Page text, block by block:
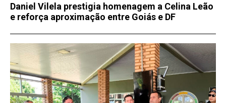
Daniel Vilela prestigia homenagem a Celina Leão
e reforça aproximação entre Goiás e DF